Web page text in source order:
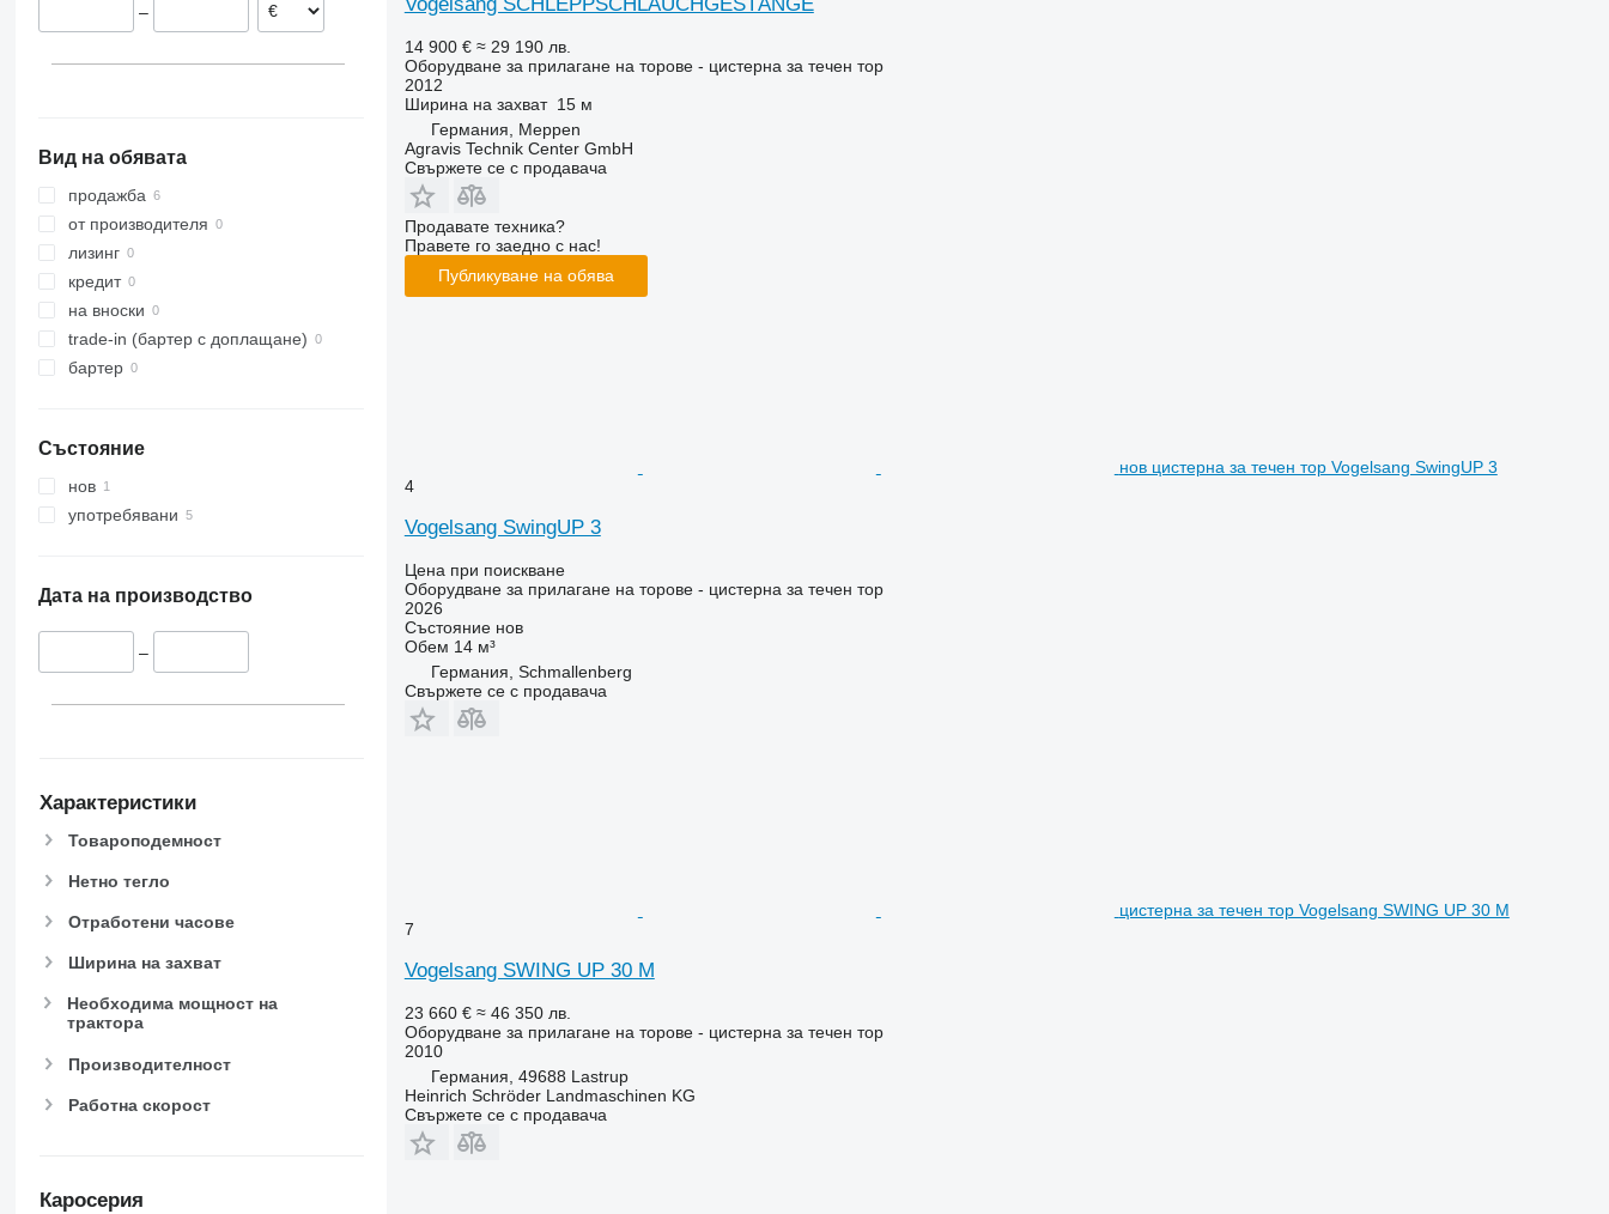
–
Вид на обявата
продажба
от производителя
лизинг
кредит
на вноски
trade-in (бартер с доплащане)
бартер
Състояние
нов
употребявани
Дата на производство
–
Характеристики
Товароподемност
Нетно тегло
Отработени часове
Ширина на захват
Необходима мощност на
трактора
Производителност
Работна скорост
Каросерия
14 900 € ≈ 29 190 лв.
Оборудване за прилагане на торове - цистерна за течен тор
2012
Ширина на захват 15 м
Германия, Meppen
Agravis Technik Center GmbH
Свържете се с продавача
Продавате техника?
Правете го заедно с нас!
Публикуване на обява
нов цистерна за течен тор Vogelsang SwingUP 3
4
Vogelsang SwingUP 3
Цена при поискване
Оборудване за прилагане на торове - цистерна за течен тор
2026
Състояниенов
Обем 14 м³
Германия, Schmallenberg
Свържете се с продавача
цистерна за течен тор Vogelsang SWING UP 30 M
7
Vogelsang SWING UP 30 M
23 660 € ≈ 46 350 лв.
Оборудване за прилагане на торове - цистерна за течен тор
2010
Германия, 49688 Lastrup
Heinrich Schröder Landmaschinen KG
Свържете се с продавача